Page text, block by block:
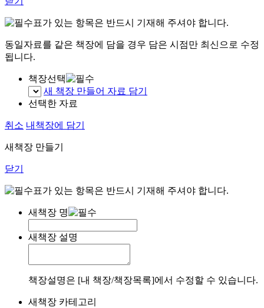
표가 있는 항목은 반드시 기재해 주셔야 합니다.
동일자료를 같은 책장에 담을 경우 담은 시점만 최신으로 수정
됩니다.
책장선택
새 책장 만들어 자료 담기
선택한 자료
취소 내책장에 담기
새책장 만들기
닫기
표가 있는 항목은 반드시 기재해 주셔야 합니다.
새책장 명
새책장 설명
책장설명은 [내 책장/책장목록]에서 수정할 수 있습니다.
새책장 카테고리